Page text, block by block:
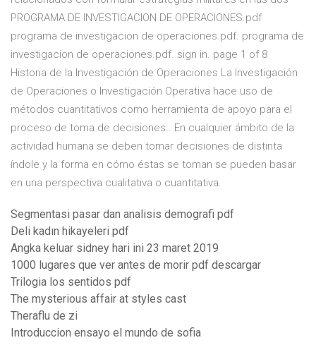
PROGRAMA DE INVESTIGACION DE OPERACIONES.pdf
programa de investigacion de operaciones.pdf. programa de
investigacion de operaciones.pdf. sign in. page 1 of 8
Historia de la Investigación de Operaciones La Investigación
de Operaciones o Investigación Operativa hace uso de
métodos cuantitativos como herramienta de apoyo para el
proceso de toma de decisiones.. En cualquier ámbito de la
actividad humana se deben tomar decisiones de distinta
índole y la forma en cómo éstas se toman se pueden basar
en una perspectiva cualitativa o cuantitativa.
Segmentasi pasar dan analisis demografi pdf
Deli kadın hikayeleri pdf
Angka keluar sidney hari ini 23 maret 2019
1000 lugares que ver antes de morir pdf descargar
Trilogia los sentidos pdf
The mysterious affair at styles cast
Theraflu de zi
Introduccion ensayo el mundo de sofia